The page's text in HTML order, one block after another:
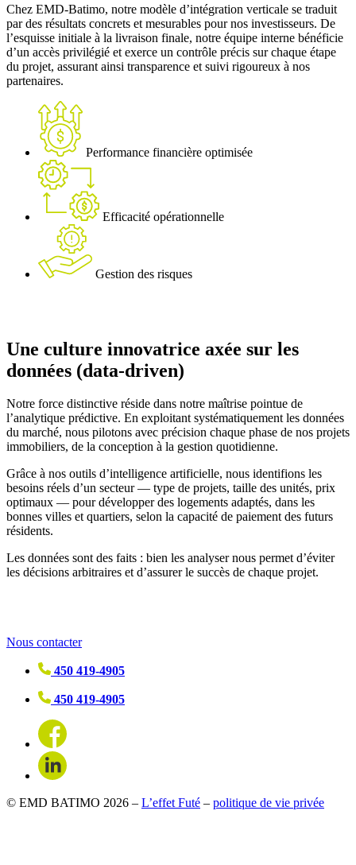
Chez EMD-Batimo, notre modèle d’intégration verticale se traduit
par des résultats concrets et mesurables pour nos investisseurs. De
l’esquisse initiale à la livraison finale, notre équipe interne bénéficie
d’un accès privilégié et exerce un contrôle précis sur chaque étape
du projet, assurant ainsi transparence et suivi rigoureux à nos
partenaires.
Performance financière optimisée
Efficacité opérationnelle
Gestion des risques
Une culture innovatrice axée sur les
données (data-driven)
Notre force distinctive réside dans notre maîtrise pointue de
l’analytique prédictive. En exploitant systématiquement les données
du marché, nous pilotons avec précision chaque phase de nos projets
immobiliers, de la conception à la gestion quotidienne.
Grâce à nos outils d’intelligence artificielle, nous identifions les
besoins réels d’un secteur — type de projets, taille des unités, prix
optimaux — pour développer des logements adaptés, dans les
bonnes villes et quartiers, selon la capacité de paiement des futurs
résidents.
Les données sont des faits : bien les analyser nous permet d’éviter
les décisions arbitraires et d’assurer le succès de chaque projet.
Nous contacter
450 419-4905
450 419-4905
© EMD BATIMO 2026 – L’effet Futé – politique de vie privée